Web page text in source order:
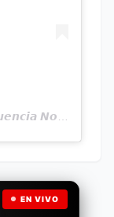
EN VIVO